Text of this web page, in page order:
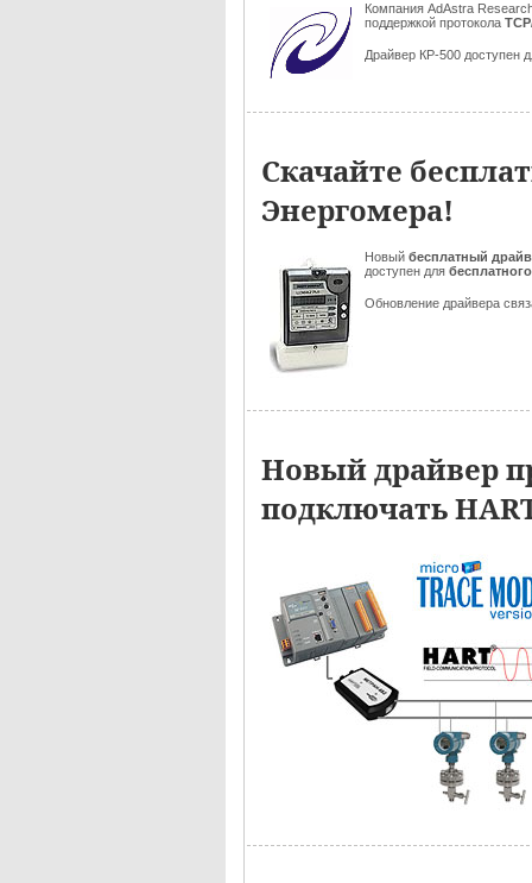
Компания AdAstra
поддержкой протокола
Драйвер КР-500 доступен
Скачайте
Энергомера!
Новый бесплатный
доступен для
Обновление драйвера
Новый драйвер
подключать